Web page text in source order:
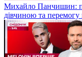
Михайло Панчишин:
дівчиною та